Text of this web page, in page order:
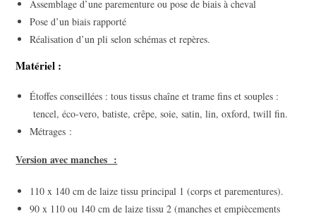
Assemblage d’une parementure ou pose de biais à cheval
Pose d’un biais rapporté
Réalisation d’un pli selon schémas et repères.
Matériel :
Étoffes conseillées : tous tissus chaîne et trame fins et souples :
tencel, éco-vero, batiste, crêpe, soie, satin, lin, oxford, twill fin.
Métrages :
Version avec manches :
110 x 140 cm de laize tissu principal 1 (corps et parementures).
90 x 110 ou 140 cm de laize tissu 2 (manches et empiècements